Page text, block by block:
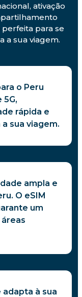
ativação
para se
a sua viagem.
o Peru
5G,
rápida e
sua viagem.
ampla e
O eSIM
um
adapta à sua